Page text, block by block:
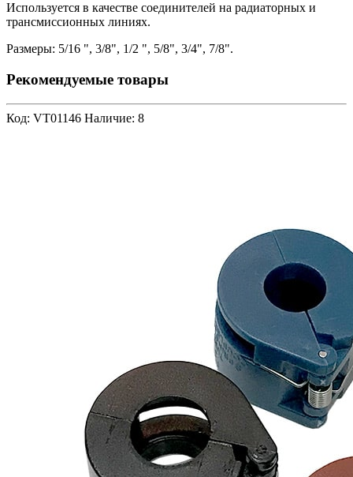
Используется в качестве соединителей на радиаторных и
трансмиссионных линиях.
Размеры: 5/16 ", 3/8", 1/2 ", 5/8", 3/4", 7/8".
Рекомендуемые товары
Код: VT01146 Наличие: 8